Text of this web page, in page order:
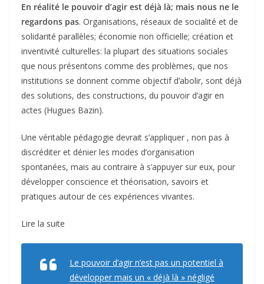
En réalité le pouvoir d’agir est déjà là; mais nous ne le
regardons pas. Organisations, réseaux de socialité et de
solidarité parallèles; économie non officielle; création et
inventivité culturelles: la plupart des situations sociales
que nous présentons comme des problèmes, que nos
institutions se donnent comme objectif d’abolir, sont déjà
des solutions, des constructions, du pouvoir d’agir en
actes (Hugues Bazin).
Une véritable pédagogie devrait s’appliquer , non pas à
discréditer et dénier les modes d’organisation
spontanées, mais au contraire à s’appuyer sur eux, pour
développer conscience et théorisation, savoirs et
pratiques autour de ces expériences vivantes.
Lire la suite
Le pouvoir d’agir n’est pas un potentiel à
développer mais un « déjà là » négligé